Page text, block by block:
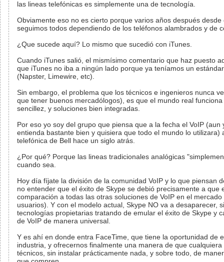
las lineas telefónicas es simplemente una de tecnología.
Obviamente eso no es cierto porque varios años después
seguimos todos dependiendo de los teléfonos alambrados y de
¿Que sucede aquí? Lo mismo que sucedió con iTunes.
Cuando iTunes salió, el mismísimo comentario que haz puesto
que iTunes no iba a ningún lado porque ya teníamos un
(Napster, Limewire, etc).
Sin embargo, el problema que los técnicos e ingenieros nunca
que tener buenos mercadólogos), es que el mundo real
sencillez, y soluciones bien integradas.
Por eso yo soy del grupo que piensa que a la fecha el VoIP
entienda bastante bien y quisiera que todo el mundo lo
telefónica de Bell hace un siglo atrás.
¿Por qué? Porque las lineas tradicionales analógicas
cuando sea.
Hoy día fíjate la división de la comunidad VoIP y lo que piensan
no entender que el éxito de Skype se debió precisamente a que
comparación a todas las otras soluciones de VoIP en el
usuarios). Y con el modelo actual, Skype NO va a desaparecer,
tecnologías propietarias tratando de emular el éxito de Skype y
de VoIP de manera universal.
Y es ahí en donde entra FaceTime, que tiene la oportunidad de
industria, y ofrecernos finalmente una manera de que
técnicos, sin instalar prácticamente nada, y sobre todo, de